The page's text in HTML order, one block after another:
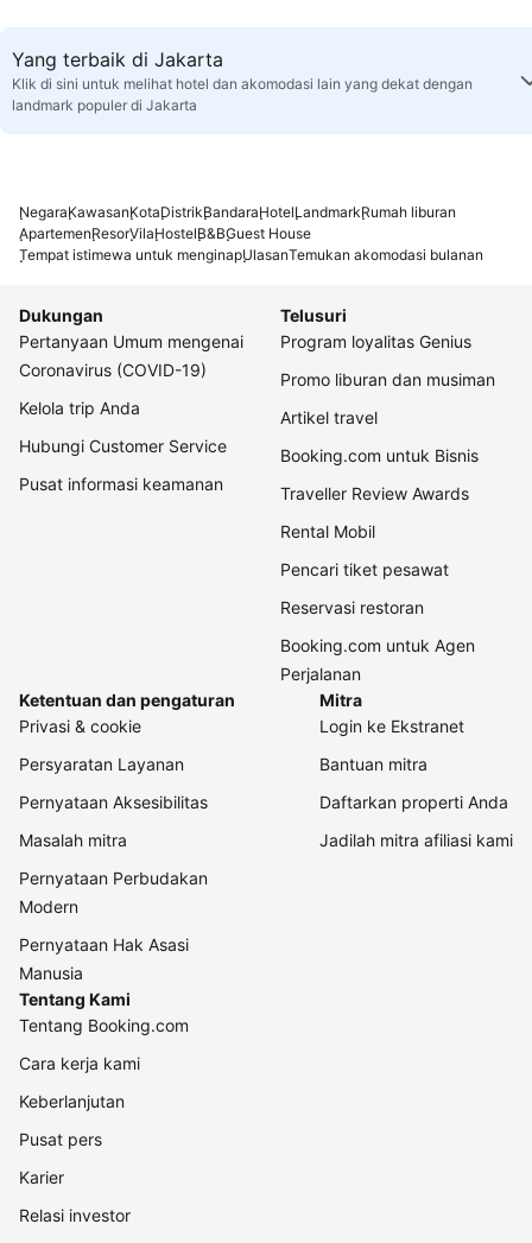
Yang terbaik di Jakarta
Klik di sini untuk melihat hotel dan akomodasi lain yang dekat dengan
landmark populer di Jakarta
NegaraKawasanKotaDistrikBandaraHotelLandmarkRumah liburan
ApartemenResorVilaHostelB&BGuest House
Tempat istimewa untuk menginapUlasanTemukan akomodasi bulanan
Dukungan
Pertanyaan Umum mengenai
Coronavirus (COVID-19)
Kelola trip Anda
Hubungi Customer Service
Pusat informasi keamanan
Telusuri
Program loyalitas Genius
Promo liburan dan musiman
Artikel travel
Booking.com untuk Bisnis
Traveller Review Awards
Rental Mobil
Pencari tiket pesawat
Reservasi restoran
Booking.com untuk Agen
Perjalanan
Ketentuan dan pengaturan
Privasi & cookie
Persyaratan Layanan
Pernyataan Aksesibilitas
Masalah mitra
Pernyataan Perbudakan
Modern
Pernyataan Hak Asasi
Manusia
Mitra
Login ke Ekstranet
Bantuan mitra
Daftarkan properti Anda
Jadilah mitra afiliasi kami
Tentang Kami
Tentang Booking.com
Cara kerja kami
Keberlanjutan
Pusat pers
Karier
Relasi investor